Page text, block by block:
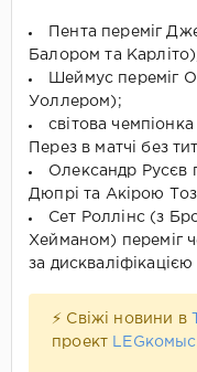
Пента переміг
Балором та
Шеймус переміг
Уоллером);
світова
Перез в матчі без
Олександр Русєв
Дюпрі та Акірою
Сет Роллінс (з
Хейманом) переміг
за
⚡ Свіжі новини в
проект